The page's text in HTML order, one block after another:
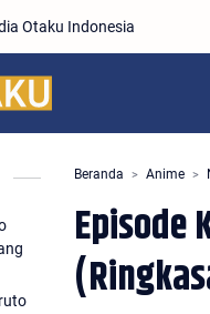
Otaku Indonesia
Beranda Anime
Episode